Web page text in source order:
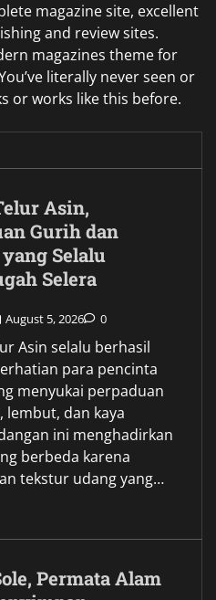
magazine site, excellent
and review sites.
magazines theme for
literally never seen or
or works like this before.
Asin,
Gurih dan
Selalu
Selera
August 5, 2026 0
Asin selalu berhasil
para pencinta
menyukai perpaduan
lembut, dan kaya
ini menghadirkan
berbeda karena
tekstur udang yang…
Permata Alam